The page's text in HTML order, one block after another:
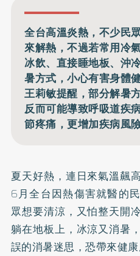
全台高溫炎熱，不少民
來解熱，不過若常用冷
冰飲、直接睡地板、沖
暑方式，小心有害身體
王莉敏提醒，部分解暑
反而可能導致呼吸道疾
節疼痛，更增加疾病風險
夏天好熱，連日來氣溫飆
6月全台因熱傷害就醫的
眾想要清涼，又怕整天開
躺在地板上，冰涼又消暑
誤的消暑迷思，恐帶來健康